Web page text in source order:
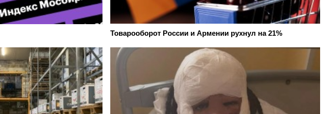
Товарооборот России и Армении рухнул на 21%